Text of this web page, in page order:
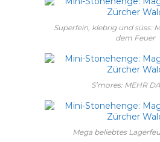
Superfein, klebrig und süss:
dem Feuer
S’mores: MEHR
Mega beliebtes